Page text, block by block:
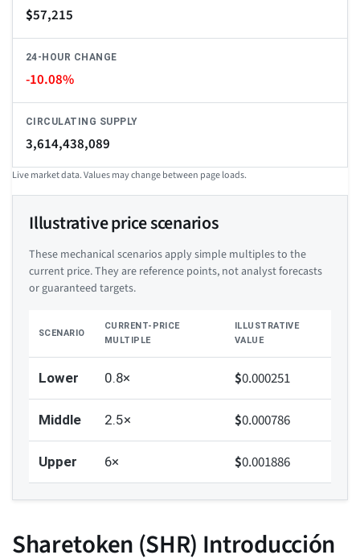
$57,215
24-HOUR CHANGE
-10.08%
CIRCULATING SUPPLY
3,614,438,089
Live market data. Values may change between page loads.
Illustrative price scenarios
These mechanical scenarios apply simple multiples to the
current price. They are reference points, not analyst forecasts
or guaranteed targets.
SCENARIO
CURRENT-PRICE
MULTIPLE
ILLUSTRATIVE
VALUE
Lower 0.8× $0.000251
Middle 2.5× $0.000786
Upper 6× $0.001886
Sharetoken (SHR) Introducción